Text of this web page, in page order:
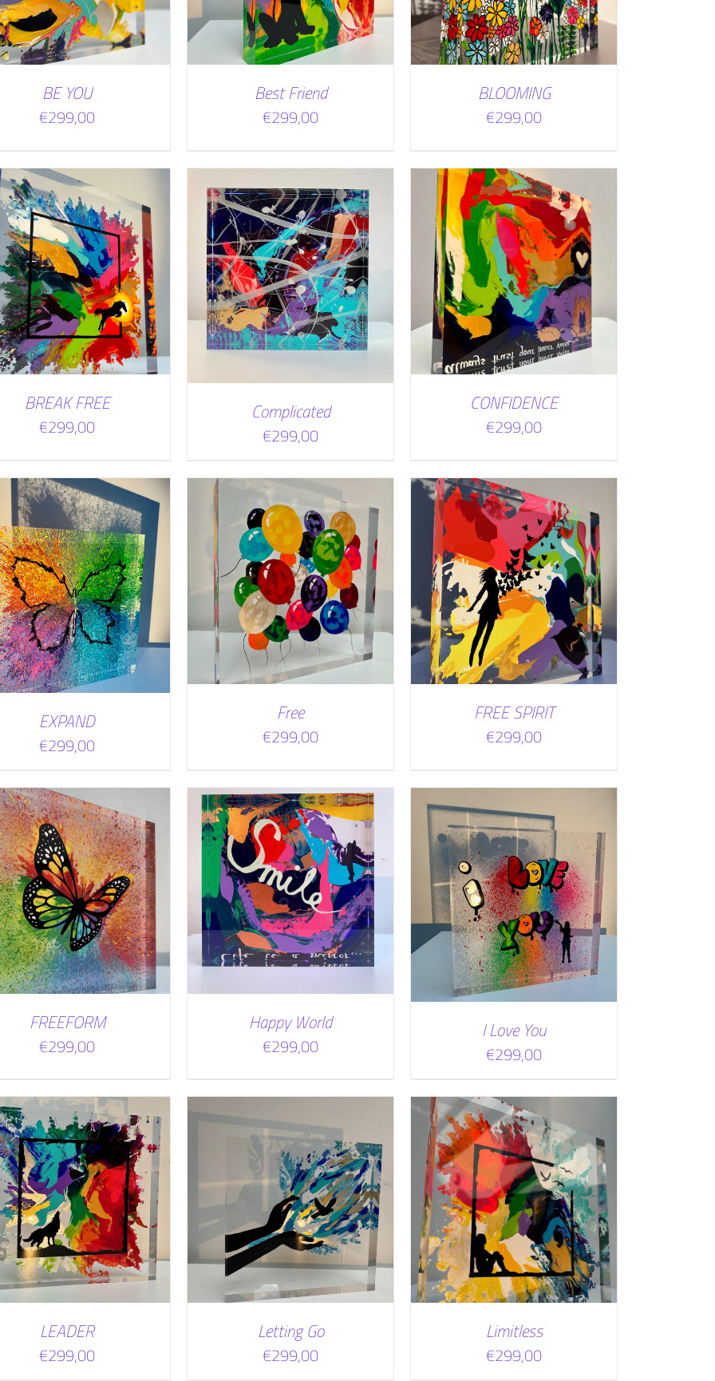
BE YOU
€299,00
Best Friend
€299,00
BLOOMING
€299,00
BREAK FREE
€299,00
TOEVOEGEN AAN WINKELWAGEN
/
DETAILS
Complicated
€299,00
TOEVOEGEN AAN WINKELWAGEN
/
DETAILS
CONFIDENCE
€299,00
EXPAND
€299,00
TOEVOEGEN AAN WINKELWAGEN
/
DETAILS
Free
€299,00
TOEVOEGEN AAN WINKELWAGEN
/
DETAILS
FREE SPIRIT
€299,00
FREEFORM
€299,00
TOEVOEGEN AAN WINKELWAGEN
/
DETAILS
Happy World
€299,00
TOEVOEGEN AAN WINKELWAGEN
/
DETAILS
I Love You
€299,00
LEADER
€299,00
TOEVOEGEN AAN WINKELWAGEN
/
DETAILS
Letting Go
€299,00
TOEVOEGEN AAN WINKELWAGEN
/
DETAILS
Limitless
€299,00